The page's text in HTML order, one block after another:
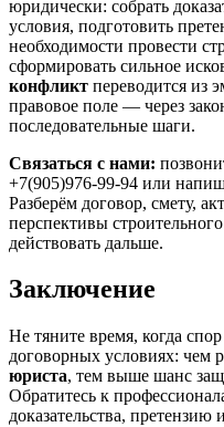
юридически: собрать
условия, подготовить
необходимости провести
сформировать сильное
конфликт переводится из
правовое поле — через
последовательные шаги.
Связаться с нами:
+7(905)976-99-94 или
Разберём договор, смету,
перспективы
действовать дальше.
Заключение
Не тяните время, когда
договорных условиях: чем
юриста, тем выше шанс
Обратитесь к
доказательства,